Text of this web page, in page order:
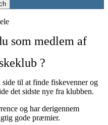
som medlem af
?
til at finde fiskevenner og
det sidste nye fra klubben.
og har derigennem
gode præmier.